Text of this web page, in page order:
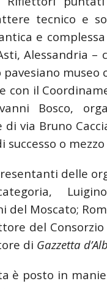
tecnico e
e
Alessandria –
pavesiano museo
con il
Bosco,
via Bruno
o mezzo
delle
del Moscato;
del Consorzio
di Gazzetta
è posto in